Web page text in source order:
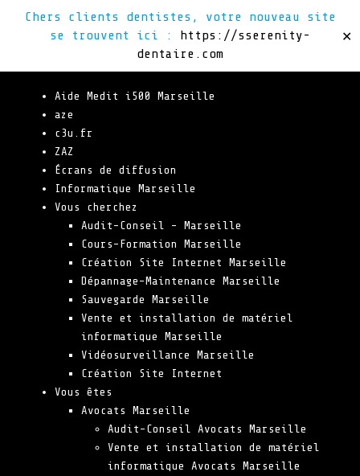
Chers clients dentistes, votre nouveau site
se trouvent ici : https://sserenity-
dentaire.com
✕
Aide Medit i500 Marseille
aze
c3u.fr
ZAZ
Écrans de diffusion
Informatique Marseille
Vous cherchez
Audit-Conseil – Marseille
Cours-Formation Marseille
Création Site Internet Marseille
Dépannage-Maintenance Marseille
Sauvegarde Marseille
Vente et installation de matériel
informatique Marseille
Vidéosurveillance Marseille
Création Site Internet
Vous êtes
Avocats Marseille
Audit-Conseil Avocats Marseille
Vente et installation de matériel
informatique Avocats Marseille